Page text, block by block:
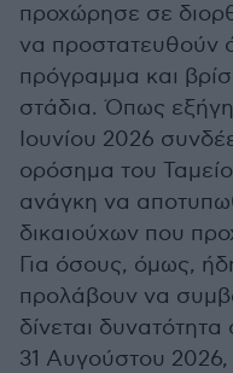
προχώρησε σε
να προστατευθούν
πρόγραμμα και
στάδια. Όπως
Ιουνίου 2026
ορόσημα του
ανάγκη να
δικαιούχων που
Για όσους, όμως,
προλάβουν να
δίνεται
31 Αυγούστου